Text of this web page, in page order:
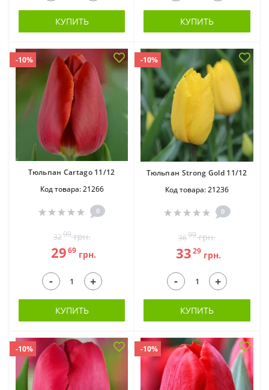
КУПИТЬ КУПИТЬ
-10%
Тюльпан Cartago 11/12
Код товара: 21266
0
3299грн.
2969грн.
- +
КУПИТЬ
-10%
Тюльпан Strong Gold 11/12
Код товара: 21236
0
3699грн.
3329 грн.
- +
КУПИТЬ
-10% -10%